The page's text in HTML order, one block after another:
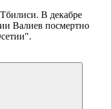
В декабре
Валиев посмертно